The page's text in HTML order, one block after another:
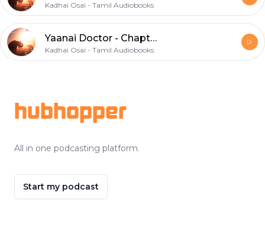
Kadhai Osai - Tamil Audiobooks
Yaanai Doctor - Chapter 2 | யானை டாக்டர் - ஜெயமோகன் | Tamil Books |Tamil Audio Books
Kadhai Osai - Tamil Audiobooks
hubhopper
All in one podcasting platform.
Start my podcast